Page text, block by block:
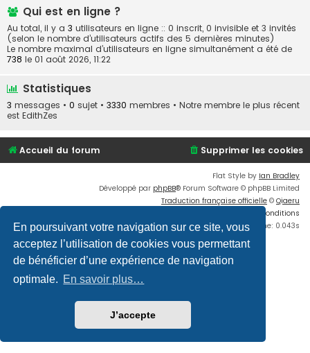
En poursuivant votre navigation sur ce site, vous
acceptez l’utilisation de cookies vous permettant
de bénéficier d’une expérience de navigation
optimale. En savoir plus…
J’accepte
Qui est en ligne ?
Au total, il y a 3 utilisateurs en ligne :: 0 inscrit, 0 invisible et 3 invités
(selon le nombre d’utilisateurs actifs des 5 dernières minutes)
Le nombre maximal d’utilisateurs en ligne simultanément a été de
738 le 01 août 2026, 11:22
Statistiques
3 messages • 0 sujet • 3330 membres • Notre membre le plus récent
est EdithZes
Accueil du forum Supprimer les cookies
Flat Style by Ian Bradley
Développé par phpBB® Forum Software © phpBB Limited
Traduction française officielle © Qiaeru
Conditions
Time: 0.043s